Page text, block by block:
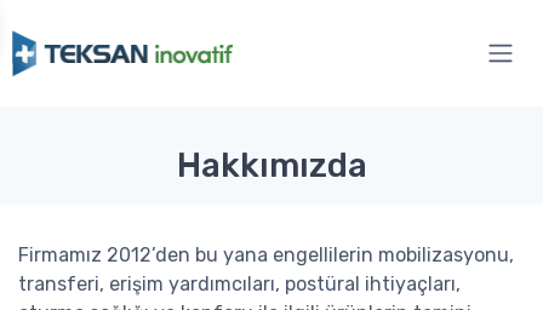
Hakkımızda
Firmamız 2012’den bu yana engellilerin mobilizasyonu,
transferi, erişim yardımcıları, postüral ihtiyaçları,